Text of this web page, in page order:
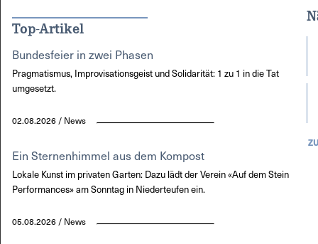
Top-Artikel
Bundesfeier in zwei Phasen
Pragmatismus, Improvisationsgeist und Solidarität: 1 zu 1 in die Tat
umgesetzt.
02.08.2026 / News
Ein Sternenhimmel aus dem Kompost
Lokale Kunst im privaten Garten: Dazu lädt der Verein «Auf dem Stein
Performances» am Sonntag in Niederteufen ein.
05.08.2026 / News